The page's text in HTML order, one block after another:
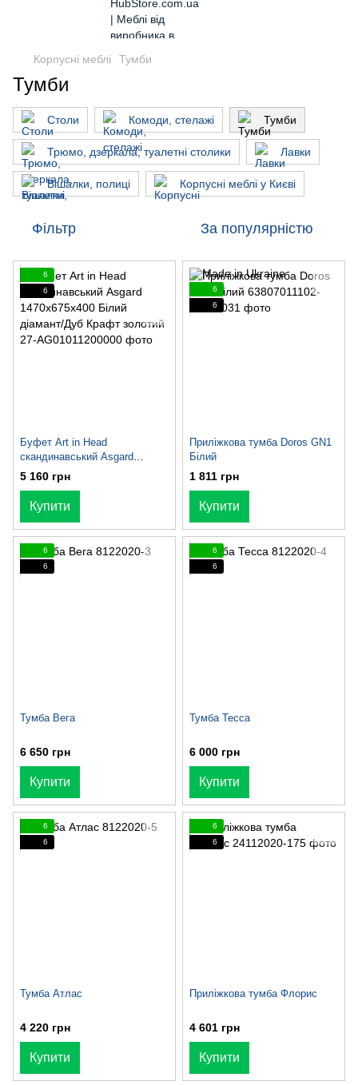
Корпусні меблі Тумби
Тумби
Столи Комоди, стелажі Тумби
Трюмо, дзеркала, туалетні столики Лавки
Вішалки, полиці Корпусні меблі у Києві
Фільтр За популярністю
6
6
Буфет Art in Head
скандинавський Asgard
1470x675x400 Білий діамант/
Дуб Крафт золотий
5 160 грн
Купити
6
6
Приліжкова тумба Doros GN1
Білий
1 811 грн
Купити
6
6
Тумба Вега
6 650 грн
Купити
6
6
Тумба Тесса
6 000 грн
Купити
6
6
Тумба Атлас
4 220 грн
Купити
6
6
Приліжкова тумба Флорис
4 601 грн
Купити